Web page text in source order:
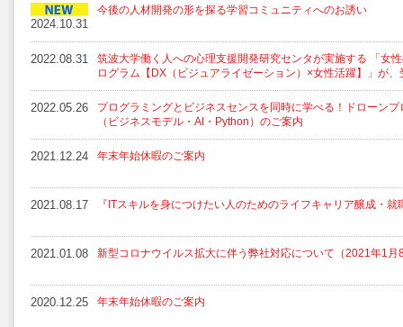
2024.10.31
今後の人材開発の形を探る学習コミュニティへのお誘い
2022.08.31
筑波大学働く人への心理支援開発研究センタが実施する 「女
ログラム【DX（ビジュアライゼーション）×女性活躍】」が
2022.05.26
プログラミングとビジネスセンスを同時に学べる！ドローン
（ビジネスモデル・AI・Python）のご案内
2021.12.24 年末年始休暇のご案内
2021.08.17 『ITスキルを身につけたい人のためのライフキャリア醸成・
2021.01.08 新型コロナウイルス拡大に伴う弊社対応について（2021年1月
2020.12.25 年末年始休暇のご案内